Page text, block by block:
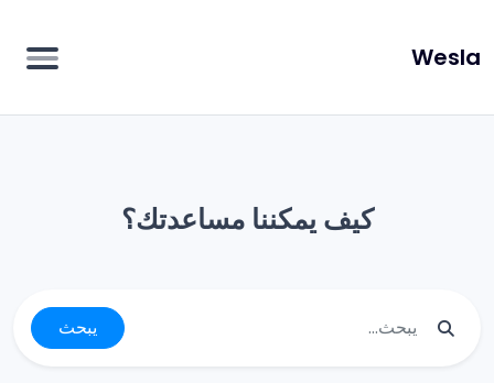
Wesla
كيف يمكننا مساعدتك؟
يبحث